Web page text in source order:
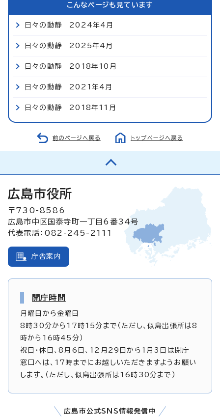
こんなページも見ています
日々の動静 2024年4月
日々の動静 2025年4月
日々の動静 2018年10月
日々の動静 2021年4月
日々の動静 2018年11月
前のページへ戻る トップページへ戻る
広島市役所
〒730-8586
広島市中区国泰寺町一丁目6番34号
代表電話：082-245-2111
庁舎案内
開庁時間
月曜日から金曜日
8時30分から17時15分まで（ただし、似島出張所は8
時から16時45分）
祝日・休日、8月6日、12月29日から1月3日は閉庁
窓口へは、17時までにお越しいただきますようお願い
します。（ただし、似島出張所は16時30分まで）
広島市公式SNS情報発信中